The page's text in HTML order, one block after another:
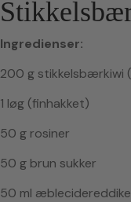
Ingredienser:
200 g stikkelsbærkiwi
1 løg (finhakket)
50 g rosiner
50 g brun sukker
50 ml æblecidereddike